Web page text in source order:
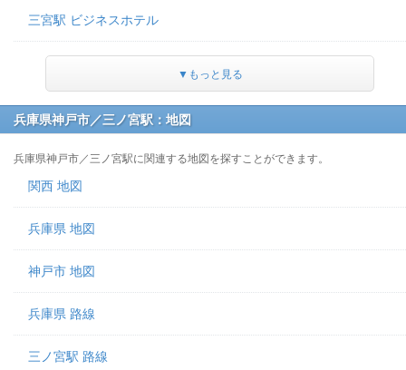
三宮駅 ビジネスホテル
▼もっと見る
兵庫県神戸市／三ノ宮駅：地図
兵庫県神戸市／三ノ宮駅に関連する地図を探すことができます。
関西 地図
兵庫県 地図
神戸市 地図
兵庫県 路線
三ノ宮駅 路線